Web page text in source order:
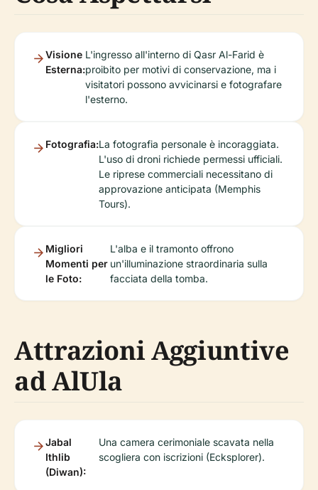
Visione
Esterna:
L'ingresso all'interno di Qasr Al-Farid è
proibito per motivi di conservazione, ma i
visitatori possono avvicinarsi e fotografare
l'esterno.
Fotografia:La fotografia personale è incoraggiata.
L'uso di droni richiede permessi ufficiali.
Le riprese commerciali necessitano di
approvazione anticipata (Memphis
Tours).
Migliori
Momenti per
le Foto:
L'alba e il tramonto offrono
un'illuminazione straordinaria sulla
facciata della tomba.
Attrazioni Aggiuntive
ad AlUla
Jabal
Ithlib
(Diwan):
Una camera cerimoniale scavata nella
scogliera con iscrizioni (Ecksplorer).